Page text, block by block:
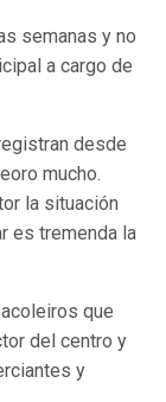
semanas y no
a cargo de
desde
mucho.
la situación
es tremenda la
que
del centro y
y